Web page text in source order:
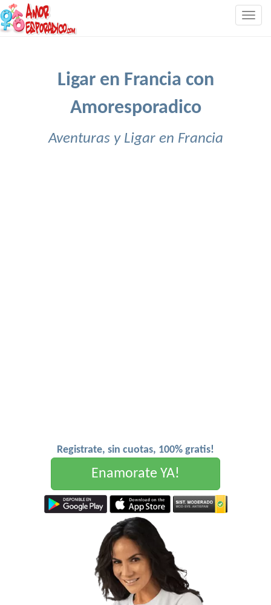
Ligar en Francia con
Amoresporadico
Aventuras y Ligar en Francia
Registrate, sin cuotas, 100% gratis!
Enamorate YA!